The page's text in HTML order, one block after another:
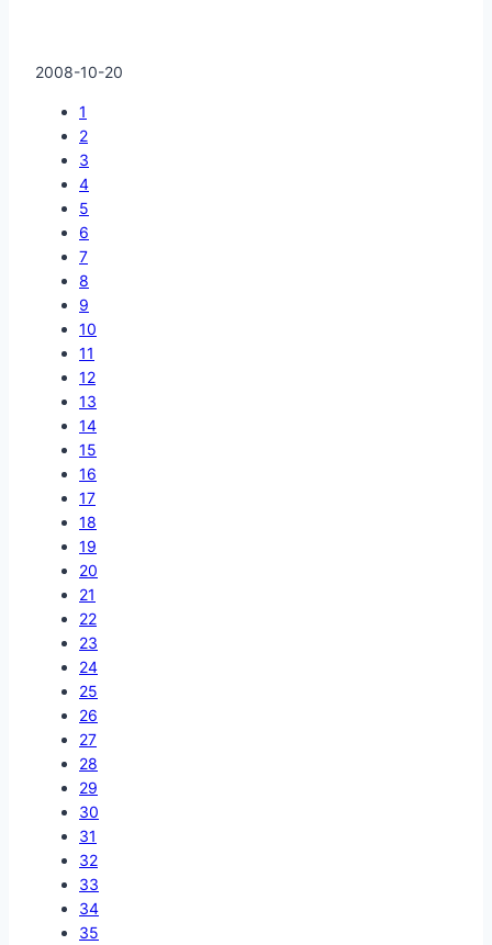
2008-10-20
1
2
3
4
5
6
7
8
9
10
11
12
13
14
15
16
17
18
19
20
21
22
23
24
25
26
27
28
29
30
31
32
33
34
35